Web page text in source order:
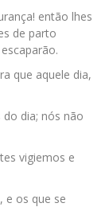
então lhes
de parto
que aquele dia,
dia; nós não
vigiemos e
e os que se